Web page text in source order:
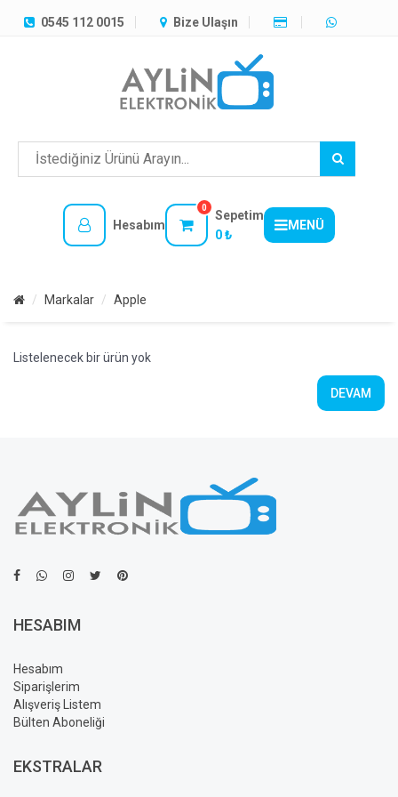
0545 112 0015 Bize Ulaşın
Hesabım
0
Sepetim
0 ₺
MENÜ
TÜM
Markalar Apple
Listelenecek bir ürün yok
DEVAM
HESABIM
Hesabım
Siparişlerim
Alışveriş Listem
Bülten Aboneliği
EKSTRALAR